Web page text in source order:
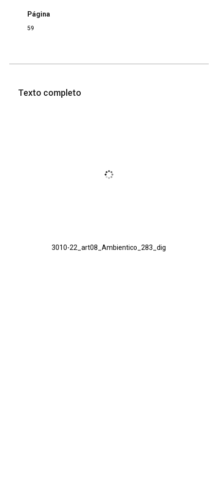
Página
59
Texto completo
3010-22_art08_Ambientico_283_dig